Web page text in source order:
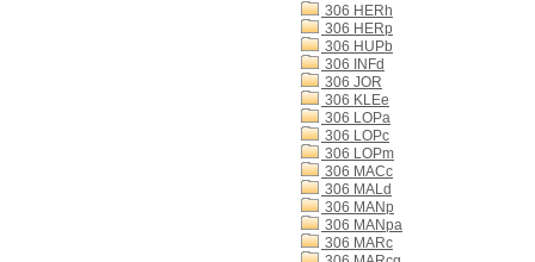
306 HERh
306 HERp
306 HUPb
306 INFd
306 JOR
306 KLEe
306 LOPa
306 LOPc
306 LOPm
306 MACc
306 MALd
306 MANp
306 MANpa
306 MARc